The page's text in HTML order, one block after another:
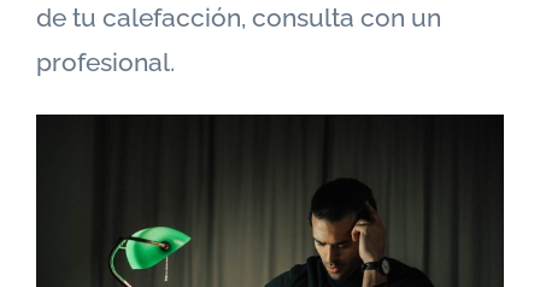
de tu calefacción, consulta con un
profesional.